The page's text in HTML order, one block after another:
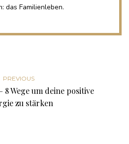
das Familienleben.
PREVIOUS
8 Wege um deine positive
zu stärken